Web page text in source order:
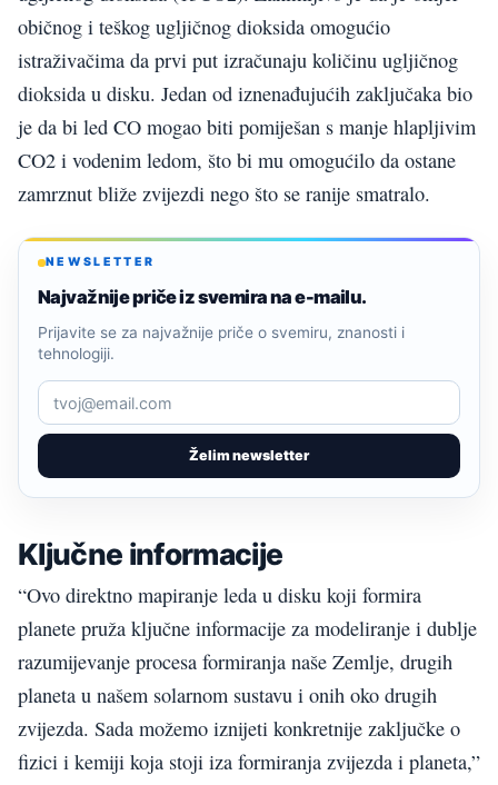
običnog i teškog ugljičnog dioksida omogućio
istraživačima da prvi put izračunaju količinu ugljičnog
dioksida u disku. Jedan od iznenađujućih zaključaka bio
je da bi led CO mogao biti pomiješan s manje hlapljivim
CO2 i vodenim ledom, što bi mu omogućilo da ostane
zamrznut bliže zvijezdi nego što se ranije smatralo.
NEWSLETTER
Najvažnije priče iz svemira na e-mailu.
Želim newsletter
Prijavite se za najvažnije priče o svemiru, znanosti i
tehnologiji.
Ključne informacije
“Ovo direktno mapiranje leda u disku koji formira
planete pruža ključne informacije za modeliranje i dublje
razumijevanje procesa formiranja naše Zemlje, drugih
planeta u našem solarnom sustavu i onih oko drugih
zvijezda. Sada možemo iznijeti konkretnije zaključke o
fizici i kemiji koja stoji iza formiranja zvijezda i planeta,”